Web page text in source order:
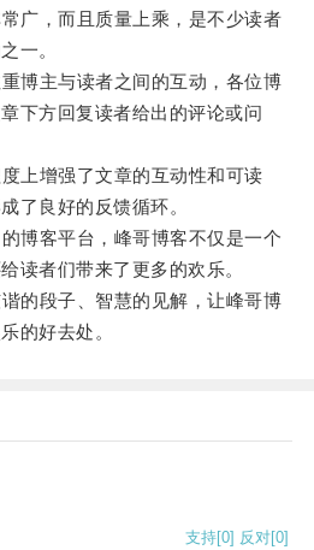
，而且质量上乘，是不少读者
一。
主与读者之间的互动，各位博
下方回复读者给出的评论或问
增强了文章的互动性和可读
了良好的反馈循环。
客平台，峰哥博客不仅是一个
读者们带来了更多的欢乐。
段子、智慧的见解，让峰哥博
的好去处。
支持[0] 反对[0]